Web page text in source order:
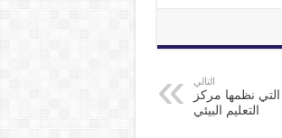
التالي
نظمها مركز
التعليم البيئي